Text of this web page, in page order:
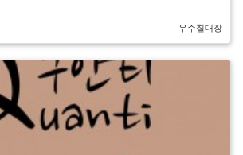
우주칠대장